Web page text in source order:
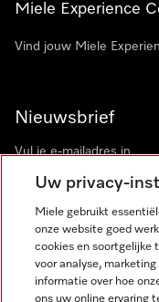
Miele Experience
Vind jouw Miele
Nieuwsbrief
Miele op Instagram
Miele opMiele op
Uw privacy-
Miele gebruikt
onze website goed
cookies en soortgelijke
voor analyse,
informatie over hoe
ons uw online ervaring